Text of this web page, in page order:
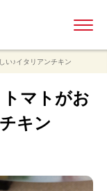
い♪イタリアンチキン
マトがお
キン